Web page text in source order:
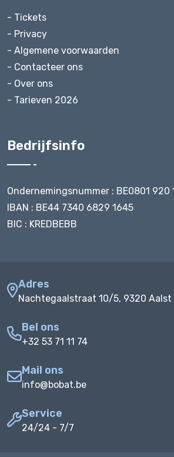
- Tickets
- Privacy
- Algemene voorwaarden
- Contacteer ons
- Over ons
- Tarieven 2026
Bedrijfsinfo
Ondernemingsnummer : BE0801 920
IBAN : BE44 7340 6829 1645
BIC : KREDBEBB
Adres
Nachtegaalstraat 10/5, 9320 Aalst
Bel ons
+32 53 71 11 74
Mail ons
info@bobat.be
Service
24/24 - 7/7